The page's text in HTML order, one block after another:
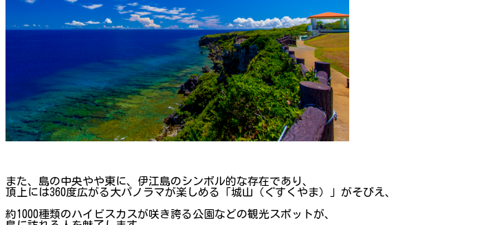
また、島の中央やや東に、伊江島のシンボル的な存在であり、
頂上には360度広がる大パノラマが楽しめる「城山（ぐすくやま）」がそびえ、
約1000種類のハイビスカスが咲き誇る公園などの観光スポットが、